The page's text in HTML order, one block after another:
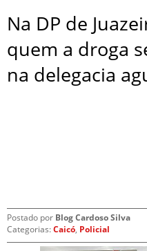
Na DP de
quem a droga
na delegacia
Postado por Blog Cardoso Silva
Categorias:Caicó, Policial